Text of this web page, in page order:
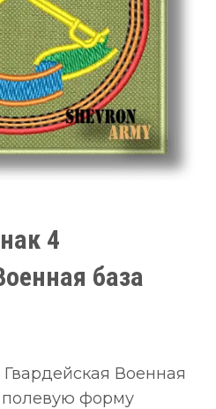
4
база
Военная
форму